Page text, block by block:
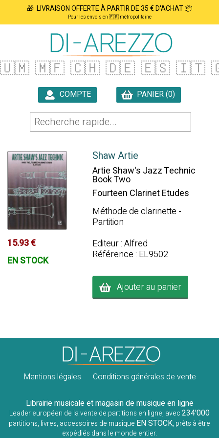
🎁 LIVRAISON OFFERTE À PARTIR DE 35 € D'ACHAT 📦
Pour les envois en 🇫🇷 métropolitaine
🇺🇲 🇲🇫 🇨🇭 🇩🇪 🇪🇸 🇮🇹
COMPTE
PANIER (0)
15.93 €
EN STOCK
Shaw Artie
Artie Shaw's Jazz Technic
Book Two
Fourteen Clarinet Etudes
Méthode de clarinette -
Partition
Editeur : Alfred
Référence : EL9502
Ajouter au panier
Mentions légales Conditions générales de vente
Librairie musicale et magasin de musique en ligne
Leader européen de la vente de partitions en ligne, avec234'000
partitions, livres, accessoires de musique EN STOCK, prêts à être
expédiés dans le monde entier.